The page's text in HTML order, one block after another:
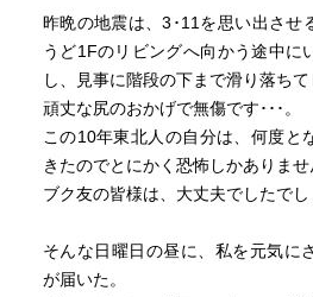
昨晩の地震は、3･11を思い出させ
うど1Fのリビングへ向かう途中に
し、見事に階段の下まで滑り落ちて
頑丈な尻のおかげで無傷です･･･。
この10年東北人の自分は、何度と
きたのでとにかく恐怖しかありませ
ブク友の皆様は、大丈夫でしたでし
そんな日曜日の昼に、私を元気に
が届いた。